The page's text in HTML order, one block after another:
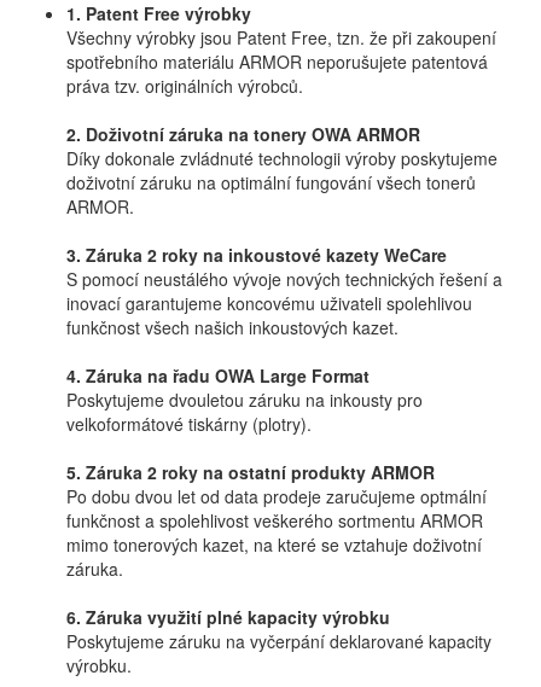
1. Patent Free výrobky
Všechny výrobky jsou Patent Free, tzn. že při zakoupení
spotřebního materiálu ARMOR neporušujete patentová
práva tzv. originálních výrobců.
2. Doživotní záruka na tonery OWA ARMOR
Díky dokonale zvládnuté technologii výroby poskytujeme
doživotní záruku na optimální fungování všech tonerů
ARMOR.
3. Záruka 2 roky na inkoustové kazety WeCare
S pomocí neustálého vývoje nových technických řešení a
inovací garantujeme koncovému uživateli spolehlivou
funkčnost všech našich inkoustových kazet.
4. Záruka na řadu OWA Large Format
Poskytujeme dvouletou záruku na inkousty pro
velkoformátové tiskárny (plotry).
5. Záruka 2 roky na ostatní produkty ARMOR
Po dobu dvou let od data prodeje zaručujeme optmální
funkčnost a spolehlivost veškerého sortmentu ARMOR
mimo tonerových kazet, na které se vztahuje doživotní
záruka.
6. Záruka využití plné kapacity výrobku
Poskytujeme záruku na vyčerpání deklarované kapacity
výrobku.